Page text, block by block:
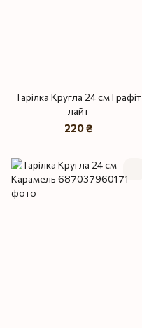
Тарілка Кругла 24 см Графіт
лайт
220 ₴